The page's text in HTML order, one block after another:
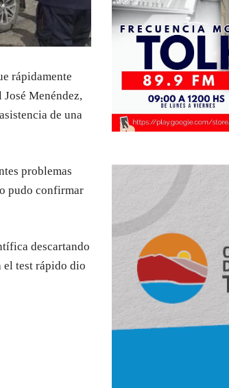
rápidamente
Menéndez,
de una
problemas
pudo confirmar
descartando
el test rápido dio